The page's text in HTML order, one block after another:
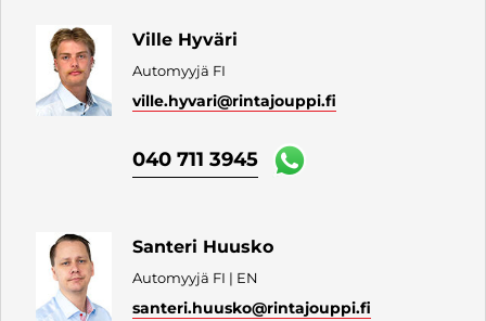
Ville Hyväri
Automyyjä FI
ville.hyvari@rintajouppi.fi
040 711 3945
Santeri Huusko
Automyyjä FI | EN
santeri.huusko@rintajouppi.fi